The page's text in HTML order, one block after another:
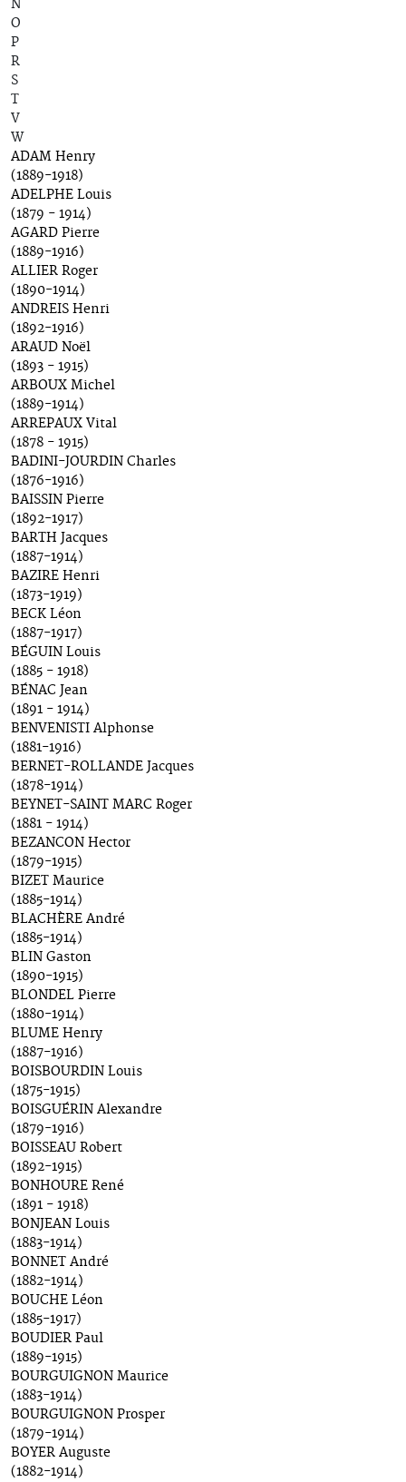
N
O
P
R
S
T
V
W
ADAM Henry
(1889-1918)
ADELPHE Louis
(1879 - 1914)
AGARD Pierre
(1889-1916)
ALLIER Roger
(1890-1914)
ANDREIS Henri
(1892-1916)
ARAUD Noël
(1893 - 1915)
ARBOUX Michel
(1889-1914)
ARREPAUX Vital
(1878 - 1915)
BADINI-JOURDIN Charles
(1876-1916)
BAISSIN Pierre
(1892-1917)
BARTH Jacques
(1887-1914)
BAZIRE Henri
(1873-1919)
BECK Léon
(1887-1917)
BÉGUIN Louis
(1885 - 1918)
BÉNAC Jean
(1891 - 1914)
BENVENISTI Alphonse
(1881-1916)
BERNET-ROLLANDE Jacques
(1878-1914)
BEYNET-SAINT MARC Roger
(1881 - 1914)
BEZANCON Hector
(1879-1915)
BIZET Maurice
(1885-1914)
BLACHÈRE André
(1885-1914)
BLIN Gaston
(1890-1915)
BLONDEL Pierre
(1880-1914)
BLUME Henry
(1887-1916)
BOISBOURDIN Louis
(1875-1915)
BOISGUÉRIN Alexandre
(1879-1916)
BOISSEAU Robert
(1892-1915)
BONHOURE René
(1891 - 1918)
BONJEAN Louis
(1883-1914)
BONNET André
(1882-1914)
BOUCHE Léon
(1885-1917)
BOUDIER Paul
(1889-1915)
BOURGUIGNON Maurice
(1883-1914)
BOURGUIGNON Prosper
(1879-1914)
BOYER Auguste
(1882-1914)